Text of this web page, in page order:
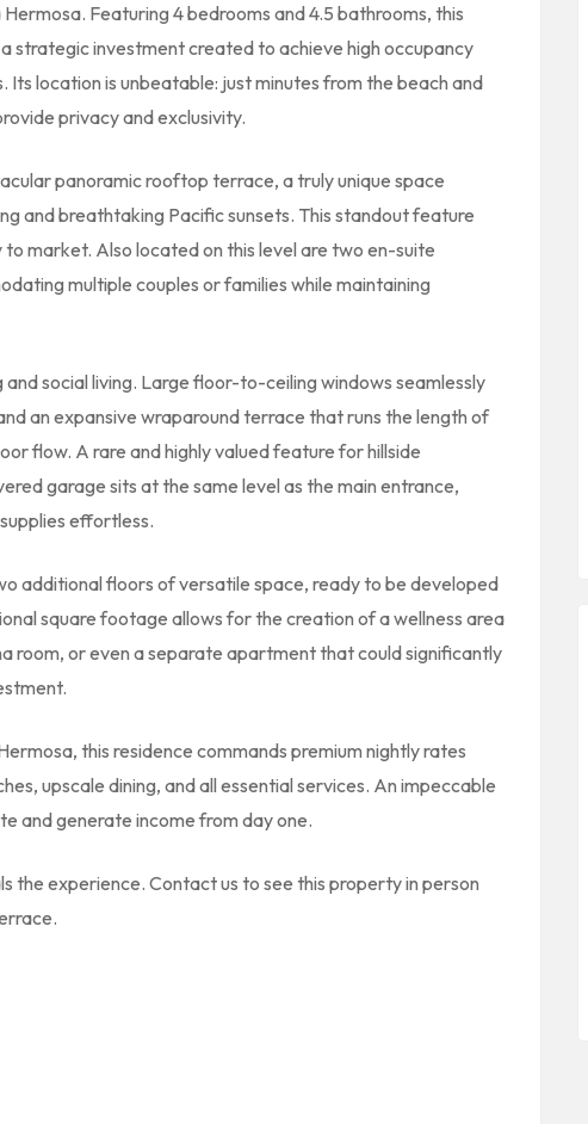
Featuring 4 bedrooms and 4.5 bathrooms, this
strategic investment created to achieve high occupancy
location is unbeatable: just minutes from the beach and
privacy and exclusivity.
panoramic rooftop terrace, a truly unique space
and breathtaking Pacific sunsets. This standout feature
market. Also located on this level are two en-suite
multiple couples or families while maintaining
social living. Large floor-to-ceiling windows seamlessly
an expansive wraparound terrace that runs the length of
flow. A rare and highly valued feature for hillside
garage sits at the same level as the main entrance,
effortless.
additional floors of versatile space, ready to be developed
square footage allows for the creation of a wellness area
room, or even a separate apartment that could significantly
this residence commands premium nightly rates
upscale dining, and all essential services. An impeccable
and generate income from day one.
the experience. Contact us to see this property in person